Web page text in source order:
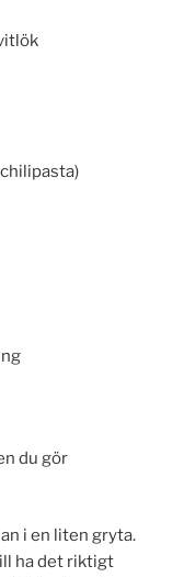
du gör
i en liten gryta.
ha det riktigt